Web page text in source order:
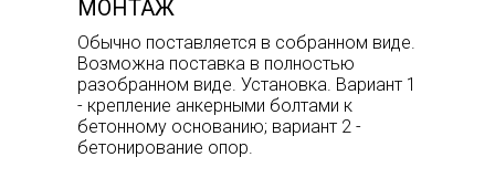
МОНТАЖ
Обычно поставляется в собранном виде.
Возможна поставка в полностью
разобранном виде. Установка. Вариант 1
- крепление анкерными болтами к
бетонному основанию; вариант 2 -
бетонирование опор.